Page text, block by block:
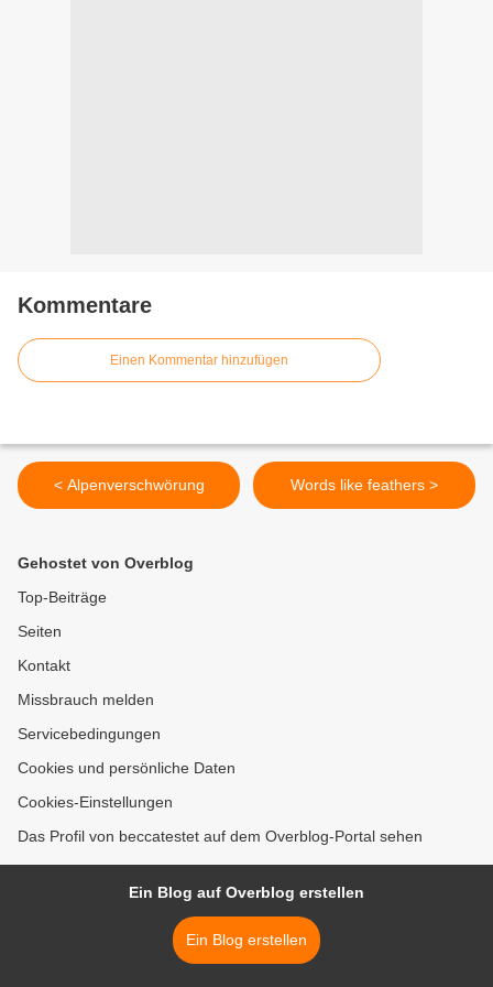
Kommentare
Einen Kommentar hinzufügen
< Alpenverschwörung Words like feathers >
Gehostet von Overblog
Top-Beiträge
Seiten
Kontakt
Missbrauch melden
Servicebedingungen
Cookies und persönliche Daten
Cookies-Einstellungen
Das Profil von beccatestet auf dem Overblog-Portal sehen
Ein Blog auf Overblog erstellen
Ein Blog erstellen